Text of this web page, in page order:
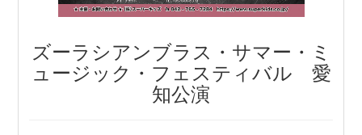
ズーラシアンブラス・サマー・ミ
ュージック・フェスティバル 愛
知公演